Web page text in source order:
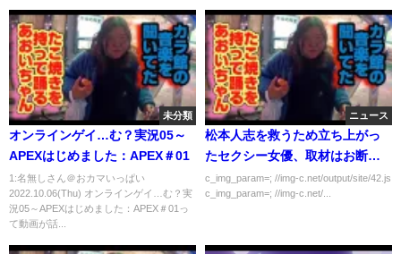
未分類
オンラインゲイ…む？実況05～
APEXはじめました：APEX＃01
1:名無しさん＠おカマいっぱい
2022.10.06(Thu) オンラインゲイ…む？実
況05～APEXはじめました：APEX＃01っ
て動画が話...
ニュース
松本人志を救うため立ち上がっ
たセクシー女優、取材はお断
り！
c_img_param=; //img-c.net/output/site/42.js
c_img_param=; //img-c.net/...